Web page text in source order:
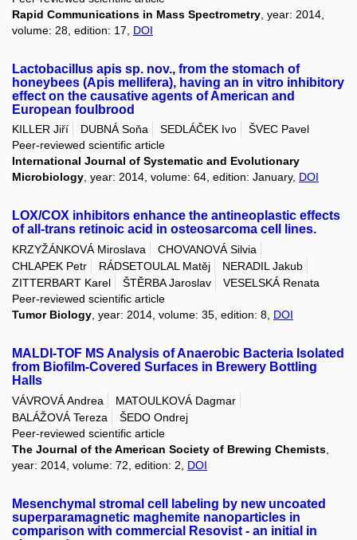
Rapid Communications in Mass Spectrometry , year: 2014,
volume: 28, edition: 17, DOI
Lactobacillus apis sp. nov., from the stomach of
honeybees (Apis mellifera), having an in vitro inhibitory
effect on the causative agents of American and
European foulbrood
KILLER Jiří DUBNÁ Soňa SEDLÁČEK Ivo
ŠVEC Pavel
Peer-reviewed scientific article
International Journal of Systematic and Evolutionary
Microbiology, year: 2014, volume: 64, edition: January, DOI
LOX/COX inhibitors enhance the antineoplastic effects
of all-trans retinoic acid in osteosarcoma cell lines.
KRZYŽÁNKOVÁ Miroslava
CHOVANOVÁ Silvia
CHLAPEK Petr
RÁDSETOULAL Matěj
NERADIL Jakub
ZITTERBART Karel
ŠTĚRBA Jaroslav
VESELSKÁ Renata
Peer-reviewed scientific article
Tumor Biology, year: 2014, volume: 35, edition: 8, DOI
MALDI-TOF MS Analysis of Anaerobic Bacteria Isolated
from Biofilm-Covered Surfaces in Brewery Bottling
Halls
VÁVROVÁ Andrea
MATOULKOVÁ Dagmar
BALÁŽOVÁ Tereza
ŠEDO Ondrej
Peer-reviewed scientific article
The Journal of the American Society of Brewing Chemists
year: 2014, volume: 72, edition: 2, DOI
Mesenchymal stromal cell labeling by new uncoated
superparamagnetic maghemite nanoparticles in
comparison with commercial Resovist - an initial in